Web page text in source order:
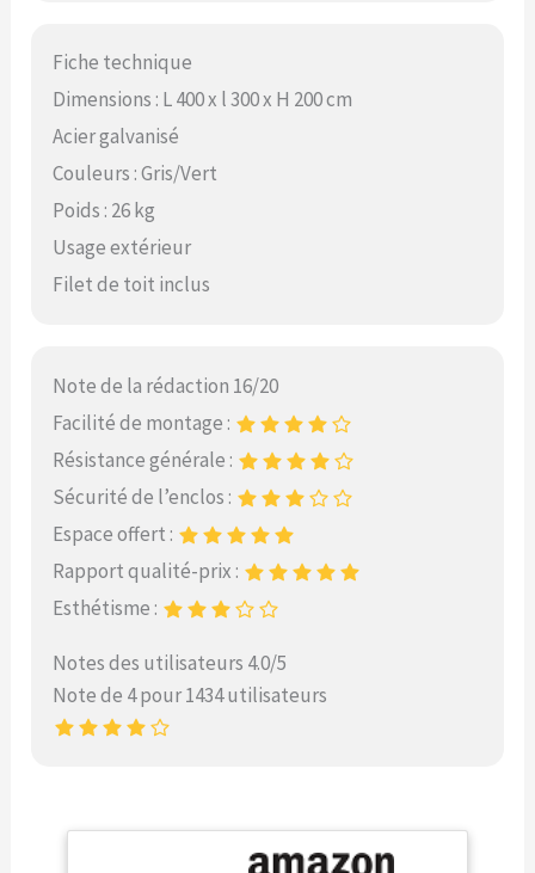
Fiche technique
Dimensions : L 400 x l 300 x H 200 cm
Acier galvanisé
Couleurs : Gris/Vert
Poids : 26 kg
Usage extérieur
Filet de toit inclus
Note de la rédaction 16/20
Facilité de montage :
Résistance générale :
Sécurité de l’enclos :
Espace offert :
Rapport qualité-prix :
Esthétisme :
Notes des utilisateurs 4.0/5
Note de 4 pour 1434 utilisateurs